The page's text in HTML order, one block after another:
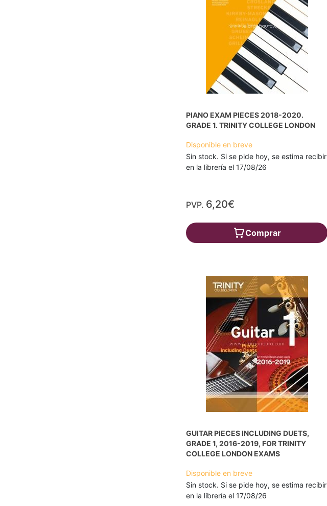
PIANO EXAM PIECES 2018-2020.
GRADE 1. TRINITY COLLEGE LONDON
Disponible en breve
Sin stock. Si se pide hoy, se estima recibir
en la librería el 17/08/26
PVP. 6,20€
Comprar
GUITAR PIECES INCLUDING DUETS,
GRADE 1, 2016-2019, FOR TRINITY
COLLEGE LONDON EXAMS
Disponible en breve
Sin stock. Si se pide hoy, se estima recibir
en la librería el 17/08/26